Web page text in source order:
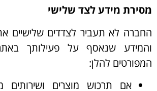
מסירת מידע לצד שלישי
החברה לא תעביר לצדדים שלישיים
והמידע שנאסף על פעילותך
המפורטים להלן:
אם תרכוש מוצרים ושירותים